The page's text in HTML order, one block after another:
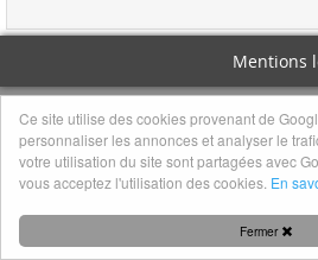
Mentions
Fermer
Ce site utilise des cookies provenant de
personnaliser les annonces et analyser le
votre utilisation du site sont partagées avec
vous acceptez l'utilisation des cookies. En